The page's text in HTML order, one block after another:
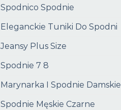
Spodnico Spodnie
Eleganckie Tuniki Do Spodni
Jeansy Plus Size
Spodnie 7 8
Marynarka I Spodnie Damskie
Spodnie Męskie Czarne